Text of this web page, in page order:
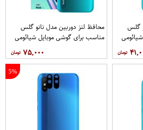
گلس
محافظ لنز دوربین مدل نانو گلس
مناسب برای گوشی موبایل شیائومی
۷۵,۰۰۰
5%